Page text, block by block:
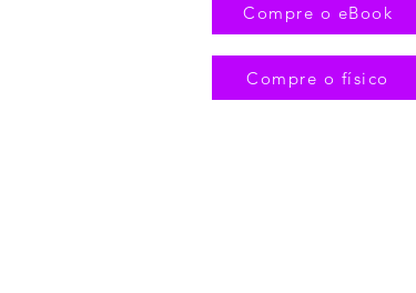
Compre o eBook
Compre o físico